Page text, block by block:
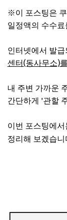
※이 포스팅은
일정액의 수수
인터넷에서 발
센터(동사무소)
내 주변 가까운
간단하게 '관할
이번 포스팅에서
정리해 보겠습니